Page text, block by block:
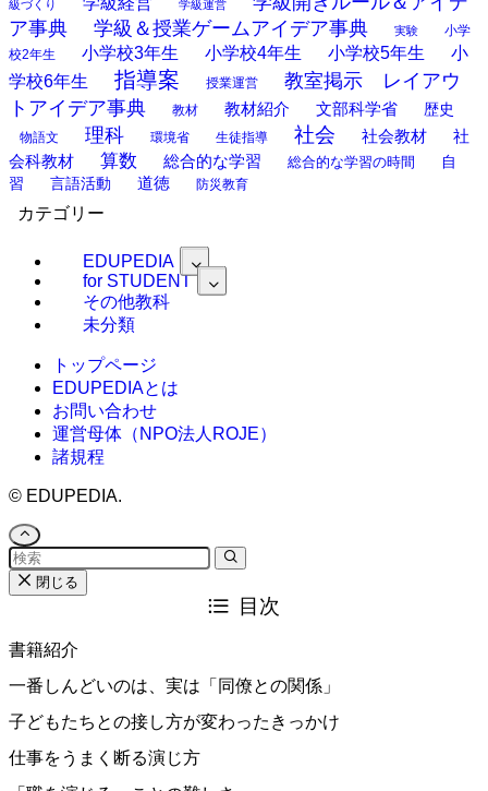
級づくり 学級運営
ア事典
学級＆授業ゲームアイデア事典 実験
小学
校2年生
小学校3年生 小学校4年生 小学校5年生
小
学校6年生
指導案 授業運営
教室掲示 レイアウ
トアイデア事典
教材 教材紹介 文部科学省 歴史
物語文 理科 環境省 生徒指導 社会 社会教材
社
会科教材
算数 総合的な学習 総合的な学習の時間
自
習
言語活動 道徳 防災教育
カテゴリー
EDUPEDIA
for STUDENT
その他教科
未分類
トップページ
EDUPEDIAとは
お問い合わせ
運営母体（NPO法人ROJE）
諸規程
© EDUPEDIA.
閉じる
目次
書籍紹介
一番しんどいのは、実は「同僚との関係」
子どもたちとの接し方が変わったきっかけ
仕事をうまく断る演じ方